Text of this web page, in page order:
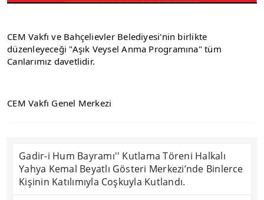
CEM Vakfı ve Bahçelievler Belediyesi'nin birlikte
düzenleyeceği "Aşık Veysel Anma Programına" tüm
Canlarımız davetlidir.
CEM Vakfı Genel Merkezi
Gadir-i Hum Bayramı'' Kutlama Töreni Halkalı
Yahya Kemal Beyatlı Gösteri Merkezi’nde Binlerce
Kişinin Katılımıyla Coşkuyla Kutlandı.